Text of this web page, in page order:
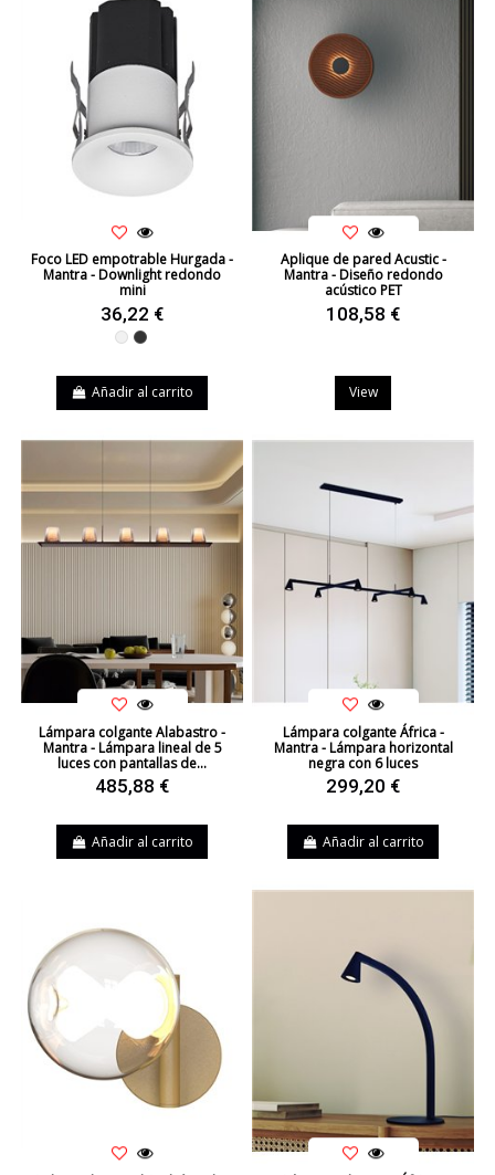
Foco LED empotrable Hurgada -
Mantra - Downlight redondo
mini
36,22 €
BlancoNegro
Añadir al carrito
Aplique de pared Acustic -
Mantra - Diseño redondo
acústico PET
108,58 €
View
Lámpara colgante Alabastro -
Mantra - Lámpara lineal de 5
luces con pantallas de...
485,88 €
Añadir al carrito
Lámpara colgante África -
Mantra - Lámpara horizontal
negra con 6 luces
299,20 €
Añadir al carrito